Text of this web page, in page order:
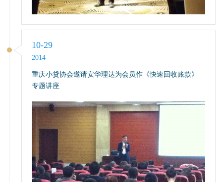
10-29
2014
重庆小贷协会邀请安华理达为会员作《快速回收账款》
专题讲座